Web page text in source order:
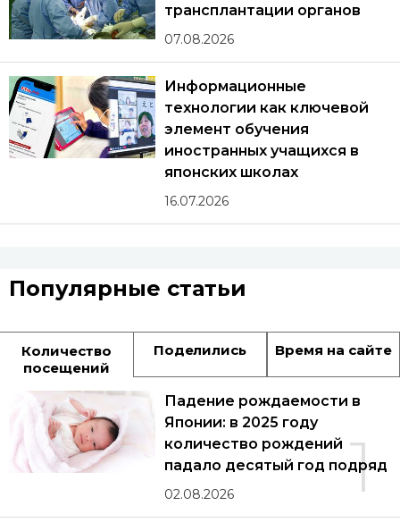
трансплантации органов
07.08.2026
Информационные
технологии как ключевой
элемент обучения
иностранных учащихся в
японских школах
16.07.2026
Популярные статьи
Количество
посещений
Поделились Время на сайте
1
Падение рождаемости в
Японии: в 2025 году
количество рождений
падало десятый год подряд
02.08.2026